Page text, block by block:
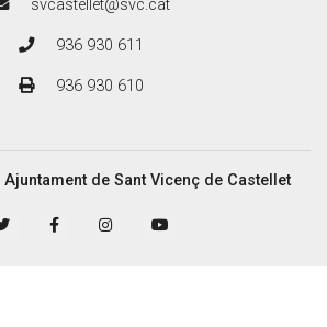
svcastellet@svc.cat
936 930 611
936 930 610
Ajuntament de Sant Vicenç de Castellet